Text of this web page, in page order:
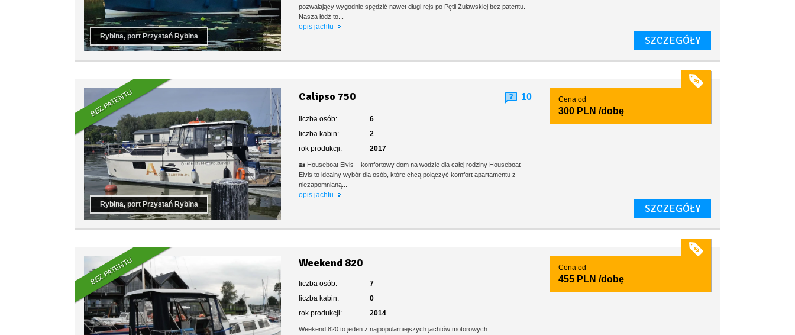
Rybina, port Przystań Rybina
pozwalający wygodnie spędzić nawet długi rejs po Pętli Żuławskiej bez patentu.
Nasza łódź to...
opis jachtu
SZCZEGÓŁY
BEZ PATENTU
Rybina, port Przystań Rybina
Calipso 750 10
liczba osób:
6
liczba kabin:
2
rok produkcji:
2017
🏡 Houseboat Elvis – komfortowy dom na wodzie dla całej rodziny Houseboat
Elvis to idealny wybór dla osób, które chcą połączyć komfort apartamentu z
niezapomnianą...
opis jachtu
Cena od
300 PLN /dobę
SZCZEGÓŁY
BEZ PATENTU Weekend 820
liczba osób:
7
liczba kabin:
0
rok produkcji:
2014
Weekend 820 to jeden z najpopularniejszych jachtów motorowych
Cena od
455 PLN /dobę